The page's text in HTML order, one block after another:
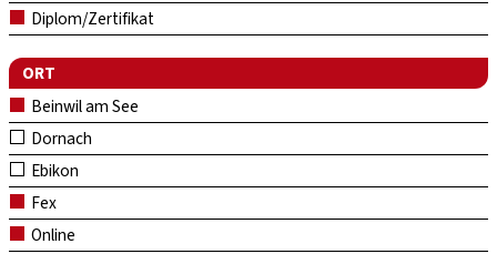
Diplom/Zertifikat
ORT
Beinwil am See
Dornach
Ebikon
Fex
Online